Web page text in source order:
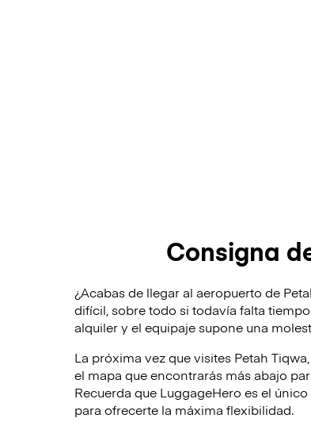
Consigna
¿Acabas de llegar al aeropuerto de
difícil, sobre todo si todavía falta
alquiler y el equipaje supone una
La próxima vez que visites Petah
el mapa que encontrarás más abajo
Recuerda que LuggageHero es el
para ofrecerte la máxima flexibilidad.